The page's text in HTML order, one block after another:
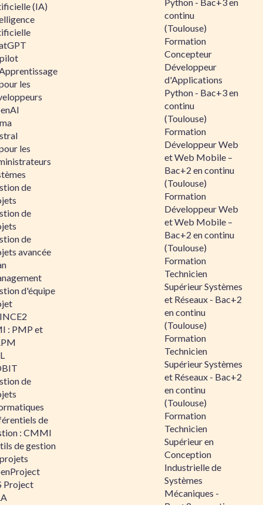
(IA)
les
les
de
de
de
avancée
d'équipe
: PMP et
de
de
: CMMI
de gestion
Project
continu
(Toulouse)
Formation
Concepteur
Développeur
d'Applications
Python - Bac+3 en
continu
(Toulouse)
Formation
Développeur Web
et Web Mobile –
Bac+2 en continu
(Toulouse)
Formation
Développeur Web
et Web Mobile –
Bac+2 en continu
(Toulouse)
Formation
Technicien
Supérieur Systèmes
et Réseaux - Bac+2
en continu
(Toulouse)
Formation
Technicien
Supérieur Systèmes
et Réseaux - Bac+2
en continu
(Toulouse)
Formation
Technicien
Supérieur en
Conception
Industrielle de
Systèmes
Mécaniques -